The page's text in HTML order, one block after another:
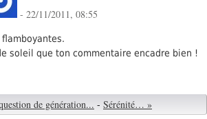
- 22/11/2011, 08:55
soleil que ton commentaire encadre bien !
de génération... - Sérénité… »